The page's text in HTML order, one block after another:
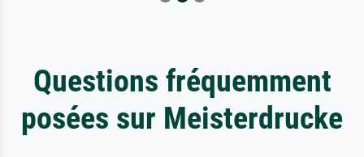
Questions fréquemment
posées sur Meisterdrucke